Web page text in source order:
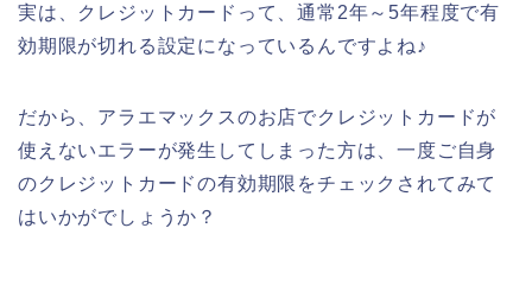
実は、クレジットカードって、通常2年～5年程度で有
効期限が切れる設定になっているんですよね♪
だから、アラエマックスのお店でクレジットカードが
使えないエラーが発生してしまった方は、一度ご自身
のクレジットカードの有効期限をチェックされてみて
はいかがでしょうか？